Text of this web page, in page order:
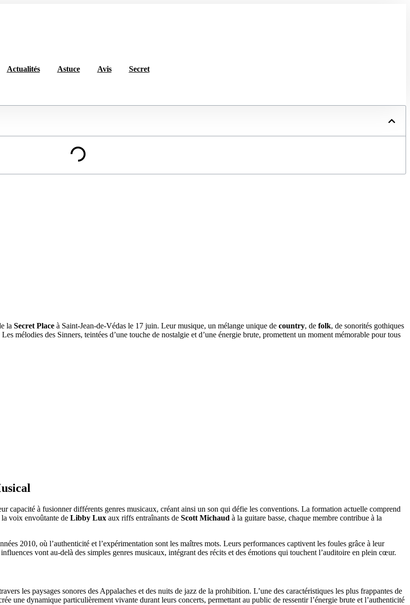
Actualités Astuce Avis Secret
la Secret Place à Saint-Jean-de-Védas le 17 juin. Leur musique, un mélange unique de country, de folk, de sonorités gothiques
Les mélodies des Sinners, teintées d’une touche de nostalgie et d’une énergie brute, promettent un moment mémorable pour tous
capacité à fusionner différents genres musicaux, créant ainsi un son qui défie les conventions. La formation actuelle comprend
la voix envoûtante de Libby Lux aux riffs entraînants de Scott Michaud à la guitare basse, chaque membre contribue à la
2010, où l’authenticité et l’expérimentation sont les maîtres mots. Leurs performances captivent les foules grâce à leur
vont au-delà des simples genres musicaux, intégrant des récits et des émotions qui touchent l’auditoire en plein cœur.
les paysages sonores des Appalaches et des nuits de jazz de la prohibition. L’une des caractéristiques les plus frappantes de
une dynamique particulièrement vivante durant leurs concerts, permettant au public de ressentir l’énergie brute et l’authenticité